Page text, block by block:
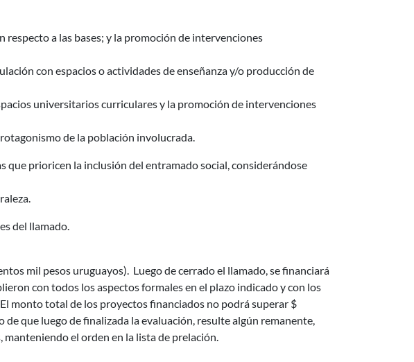
a las bases; y la promoción de intervenciones
con espacios o actividades de enseñanza y/o producción de
universitarios curriculares y la promoción de intervenciones
de la población involucrada.
que prioricen la inclusión del entramado social, considerándose
del llamado.
mil pesos uruguayos). Luego de cerrado el llamado, se financiará
con todos los aspectos formales en el plazo indicado y con los
monto total de los proyectos financiados no podrá superar $
que luego de finalizada la evaluación, resulte algún remanente,
el orden en la lista de prelación.